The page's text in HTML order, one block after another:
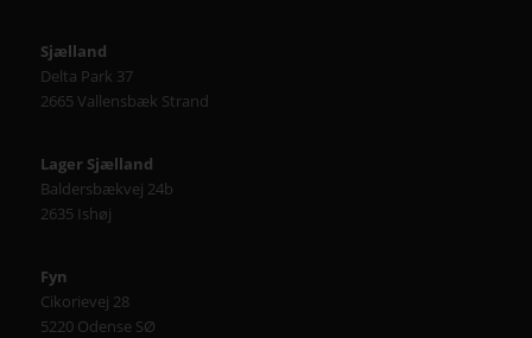
Sjælland
Delta Park 37
2665 Vallensbæk Strand
Lager Sjælland
Baldersbækvej 24b
2635 Ishøj
Fyn
Cikorievej 28
5220 Odense SØ